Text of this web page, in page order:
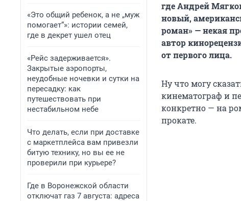
«Это общий ребенок, а не „муж
помогает“»: истории семей,
где в декрет ушел отец
«Рейс задерживается».
Закрытые аэропорты,
неудобные ночевки и сутки на
пересадку: как
путешествовать при
нестабильном небе
Что делать, если при доставке
с маркетплейса вам привезли
битую технику, но вы ее не
проверили при курьере?
Где в Воронежской области
отключат газ 7 августа: адреса
где Андрей
новый,
роман» — некая
автор
от первого лица.
Ну что могу
кинематограф и
конкретно — на
прокате.